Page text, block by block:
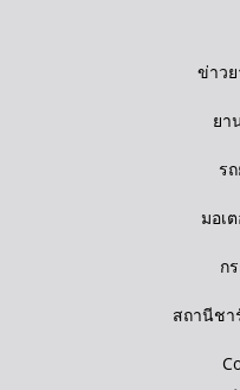
ข่าว
ยา
ร
มอเ
ก
สถานีชา